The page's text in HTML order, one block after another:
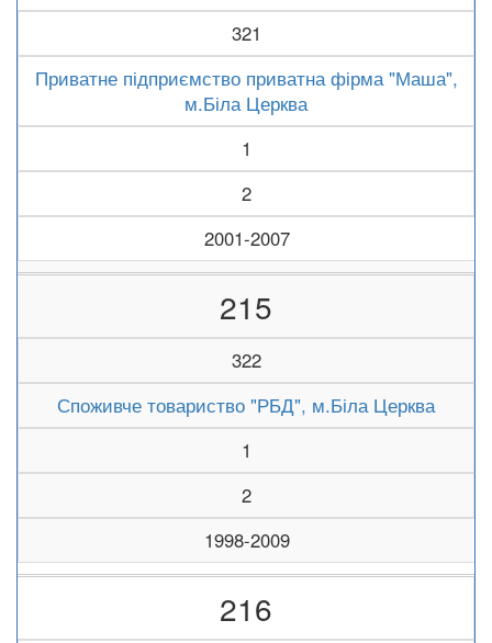
321
Приватне підприємство приватна фірма "Маша",
м.Біла Церква
1
2
2001-2007
215
322
Споживче товариство "РБД", м.Біла Церква
1
2
1998-2009
216